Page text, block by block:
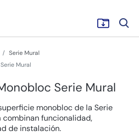
Serie Mural
Mural
Serie Mural
monobloc de la Serie
combinan funcionalidad,
de instalación.